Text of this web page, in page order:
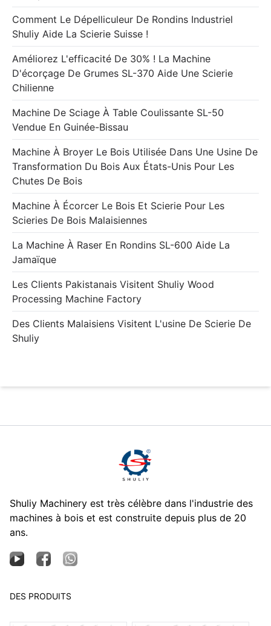
Comment Le Dépelliculeur De Rondins Industriel
Shuliy Aide La Scierie Suisse !
Améliorez L'efficacité De 30% ! La Machine
D'écorçage De Grumes SL-370 Aide Une Scierie
Chilienne
Machine De Sciage À Table Coulissante SL-50
Vendue En Guinée-Bissau
Machine À Broyer Le Bois Utilisée Dans Une Usine De
Transformation Du Bois Aux États-Unis Pour Les
Chutes De Bois
Machine À Écorcer Le Bois Et Scierie Pour Les
Scieries De Bois Malaisiennes
La Machine À Raser En Rondins SL-600 Aide La
Jamaïque
Les Clients Pakistanais Visitent Shuliy Wood
Processing Machine Factory
Des Clients Malaisiens Visitent L'usine De Scierie De
Shuliy
Shuliy Machinery est très célèbre dans l'industrie des
machines à bois et est construite depuis plus de 20
ans.
DES PRODUITS